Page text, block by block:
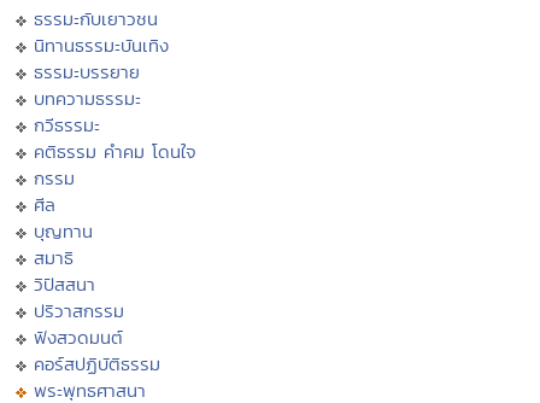
ธรรมะกับเยาวชน
นิทานธรรมะบันเทิง
ธรรมะบรรยาย
บทความธรรมะ
กวีธรรมะ
คติธรรม คำคม โดนใจ
กรรม
ศีล
บุญทาน
สมาธิ
วิปัสสนา
ปริวาสกรรม
ฟังสวดมนต์
คอร์สปฏิบัติธรรม
พระพุทธศาสนา